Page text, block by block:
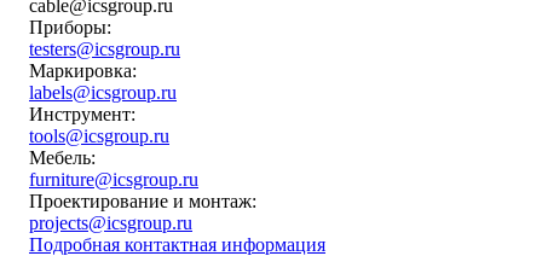
cable@icsgroup.ru
Приборы:
testers@icsgroup.ru
Маркировка:
labels@icsgroup.ru
Инструмент:
tools@icsgroup.ru
Мебель:
furniture@icsgroup.ru
Проектирование и монтаж:
projects@icsgroup.ru
Подробная контактная информация